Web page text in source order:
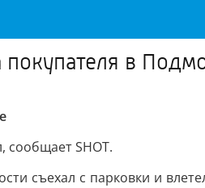
в
сообщает SHOT.
съехал с парковки и